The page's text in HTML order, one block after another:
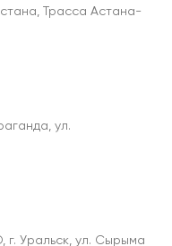
Трасса Астана-
ул.
г. Уральск, ул. Сырыма